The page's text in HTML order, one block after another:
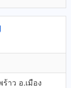
าว อ.เมือง